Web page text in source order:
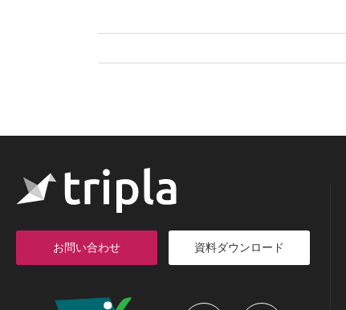
お問い合わせ 資料ダウンロード